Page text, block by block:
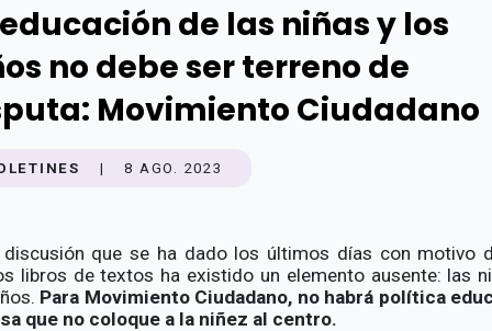
de las niñas y los
no debe ser terreno de
Movimiento Ciudadano
| 8 AGO. 2023
discusión que se ha dado los últimos días con motivo
libros de textos ha existido un elemento ausente: las
Para Movimiento Ciudadano, no habrá política
que no coloque a la niñez al centro.